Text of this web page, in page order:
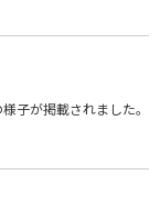
子が掲載されました。